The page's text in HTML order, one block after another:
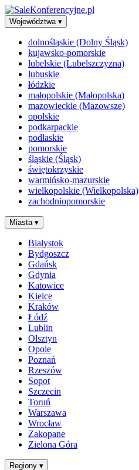
Województwa ▾
dolnośląskie (Dolny Śląsk)
kujawsko-pomorskie
lubelskie (Lubelszczyzna)
lubuskie
łódzkie
małopolskie (Małopolska)
mazowieckie (Mazowsze)
opolskie
podkarpackie
podlaskie
pomorskie
śląskie (Śląsk)
świętokrzyskie
warmińsko-mazurskie
wielkopolskie (Wielkopolska)
zachodniopomorskie
Miasta ▾
Białystok
Bydgoszcz
Gdańsk
Gdynia
Katowice
Kielce
Kraków
Łódź
Lublin
Olsztyn
Opole
Poznań
Rzeszów
Sopot
Szczecin
Toruń
Warszawa
Wrocław
Zakopane
Zielona Góra
Regiony ▾